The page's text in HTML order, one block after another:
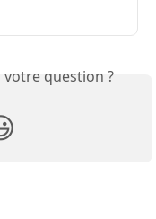
votre question ?